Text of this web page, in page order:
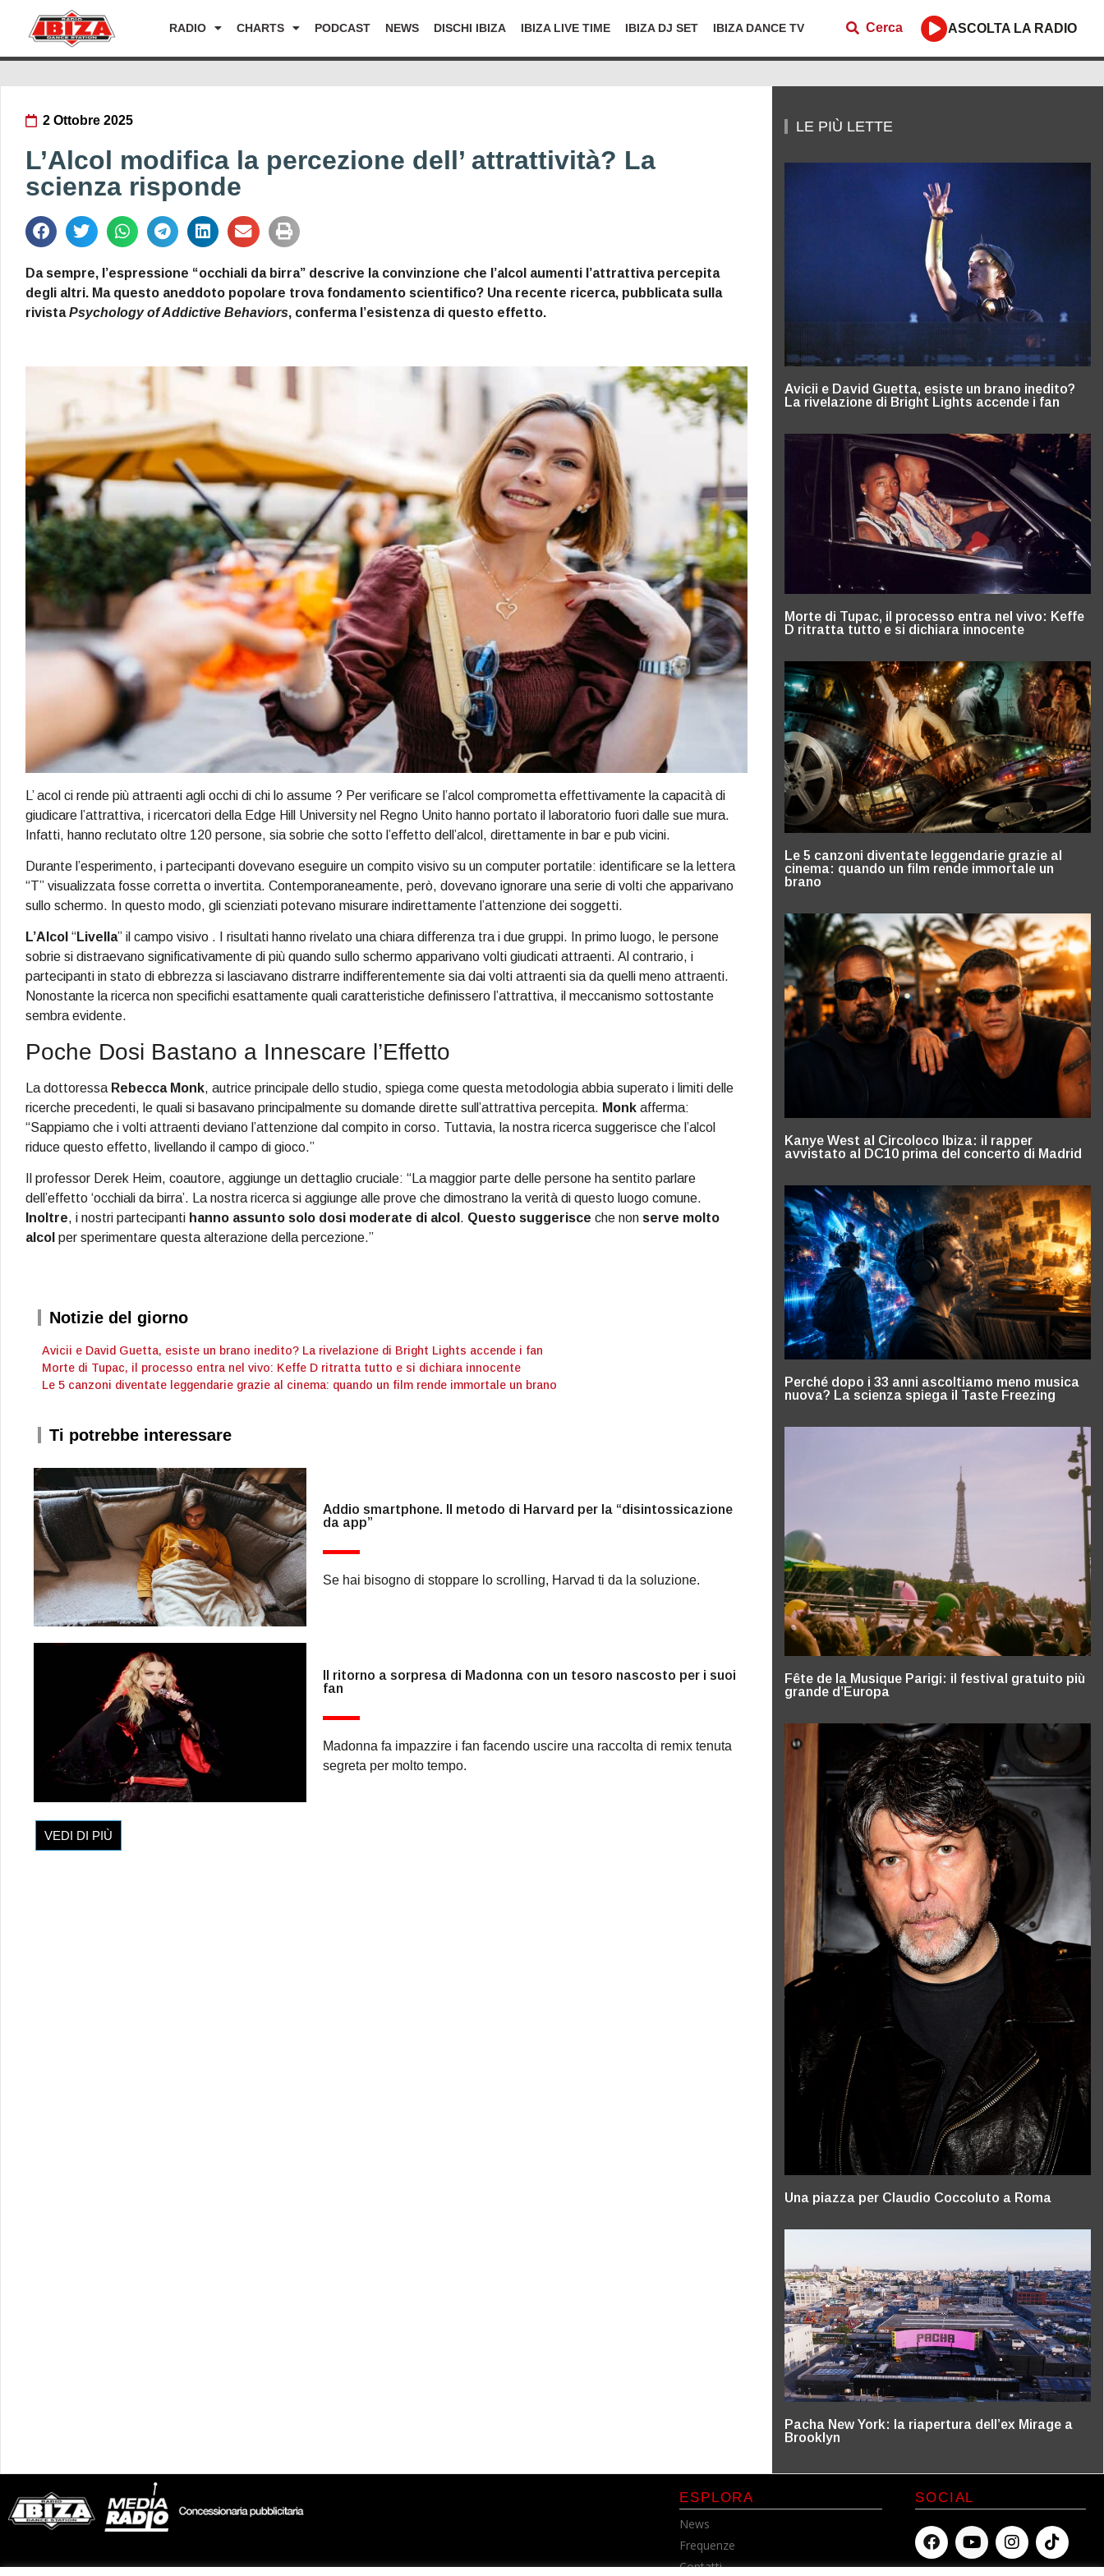
RADIO CHARTS PODCAST NEWS DISCHI IBIZA IBIZA LIVE TIME IBIZA DJ SET IBIZA DANCE TV Cerca ASCOLTA LA RADIO
2 Ottobre 2025
L’Alcol modifica la percezione dell’ attrattività? La
scienza risponde
Da sempre, l’espressione “occhiali da birra” descrive la convinzione che l’alcol aumenti l’attrattiva percepita
degli altri. Ma questo aneddoto popolare trova fondamento scientifico? Una recente ricerca, pubblicata sulla
rivistaPsychology of Addictive Behaviors, conferma l’esistenza di questo effetto.
L’ acol ci rende più attraenti agli occhi di chi lo assume ? Per verificare se l’alcol comprometta effettivamente la capacità di
giudicare l’attrattiva, i ricercatori della Edge Hill University nel Regno Unito hanno portato il laboratorio fuori dalle sue mura.
Infatti, hanno reclutato oltre 120 persone, sia sobrie che sotto l’effetto dell’alcol, direttamente in bar e pub vicini.
Durante l’esperimento, i partecipanti dovevano eseguire un compito visivo su un computer portatile: identificare se la lettera
“T” visualizzata fosse corretta o invertita. Contemporaneamente, però, dovevano ignorare una serie di volti che apparivano
sullo schermo. In questo modo, gli scienziati potevano misurare indirettamente l’attenzione dei soggetti.
L’Alcol “Livella” il campo visivo . I risultati hanno rivelato una chiara differenza tra i due gruppi. In primo luogo, le persone
sobrie si distraevano significativamente di più quando sullo schermo apparivano volti giudicati attraenti. Al contrario, i
partecipanti in stato di ebbrezza si lasciavano distrarre indifferentemente sia dai volti attraenti sia da quelli meno attraenti.
Nonostante la ricerca non specifichi esattamente quali caratteristiche definissero l’attrattiva, il meccanismo sottostante
sembra evidente.
Poche Dosi Bastano a Innescare l’Effetto
La dottoressa Rebecca Monk, autrice principale dello studio, spiega come questa metodologia abbia superato i limiti delle
ricerche precedenti, le quali si basavano principalmente su domande dirette sull’attrattiva percepita. Monk afferma:
“Sappiamo che i volti attraenti deviano l’attenzione dal compito in corso. Tuttavia, la nostra ricerca suggerisce che l’alcol
riduce questo effetto, livellando il campo di gioco.”
Il professor Derek Heim, coautore, aggiunge un dettaglio cruciale: “La maggior parte delle persone ha sentito parlare
dell’effetto ‘occhiali da birra’. La nostra ricerca si aggiunge alle prove che dimostrano la verità di questo luogo comune.
Inoltre, i nostri partecipanti hanno assunto solo dosi moderate di alcol . Questo suggerisce che non serve molto
alcol per sperimentare questa alterazione della percezione.”
Notizie del giorno
Avicii e David Guetta, esiste un brano inedito? La rivelazione di Bright Lights accende i fan
Morte di Tupac, il processo entra nel vivo: Keffe D ritratta tutto e si dichiara innocente
Le 5 canzoni diventate leggendarie grazie al cinema: quando un film rende immortale un brano
Ti potrebbe interessare
Addio smartphone. Il metodo di Harvard per la “disintossicazione
da app”
Se hai bisogno di stoppare lo scrolling, Harvad ti da la soluzione.
Il ritorno a sorpresa di Madonna con un tesoro nascosto per i suoi
fan
Madonna fa impazzire i fan facendo uscire una raccolta di remix tenuta
segreta per molto tempo.
VEDI DI PIÙ
LE PIÙ LETTE
Avicii e David Guetta, esiste un brano inedito?
La rivelazione di Bright Lights accende i fan
Morte di Tupac, il processo entra nel vivo: Keffe
D ritratta tutto e si dichiara innocente
Le 5 canzoni diventate leggendarie grazie al
cinema: quando un film rende immortale un
brano
Kanye West al Circoloco Ibiza: il rapper
avvistato al DC10 prima del concerto di Madrid
Perché dopo i 33 anni ascoltiamo meno musica
nuova? La scienza spiega il Taste Freezing
Fête de la Musique Parigi: il festival gratuito più
grande d’Europa
Una piazza per Claudio Coccoluto a Roma
Pacha New York: la riapertura dell’ex Mirage a
Brooklyn
ESPLORA
News
Frequenze
Contatti
SOCIAL